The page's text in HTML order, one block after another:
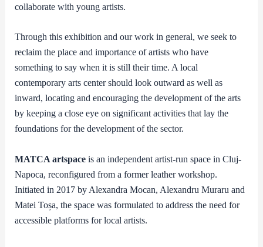
collaborate with young artists.
Through this exhibition and our work in general, we seek to
reclaim the place and importance of artists who have
something to say when it is still their time. A local
contemporary arts center should look outward as well as
inward, locating and encouraging the development of the arts
by keeping a close eye on significant activities that lay the
foundations for the development of the sector.
MATCA artspaceis an independent artist-run space in Cluj-
Napoca, reconfigured from a former leather workshop.
Initiated in 2017 by Alexandra Mocan, Alexandru Muraru and
Matei Toșa, the space was formulated to address the need for
accessible platforms for local artists.